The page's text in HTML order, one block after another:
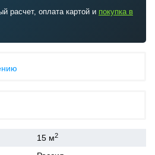
расчет, оплата картой и покупка в
15 м2